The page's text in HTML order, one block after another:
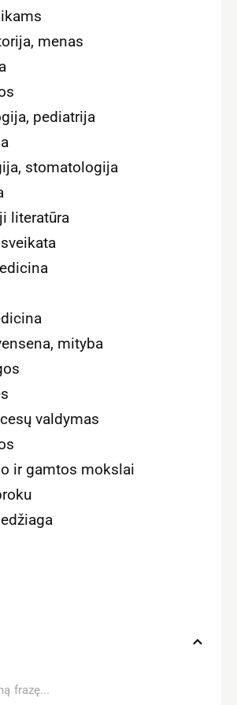
menas
pediatrija
stomatologija
literatūra
mityba
valdymas
ir gamtos mokslai